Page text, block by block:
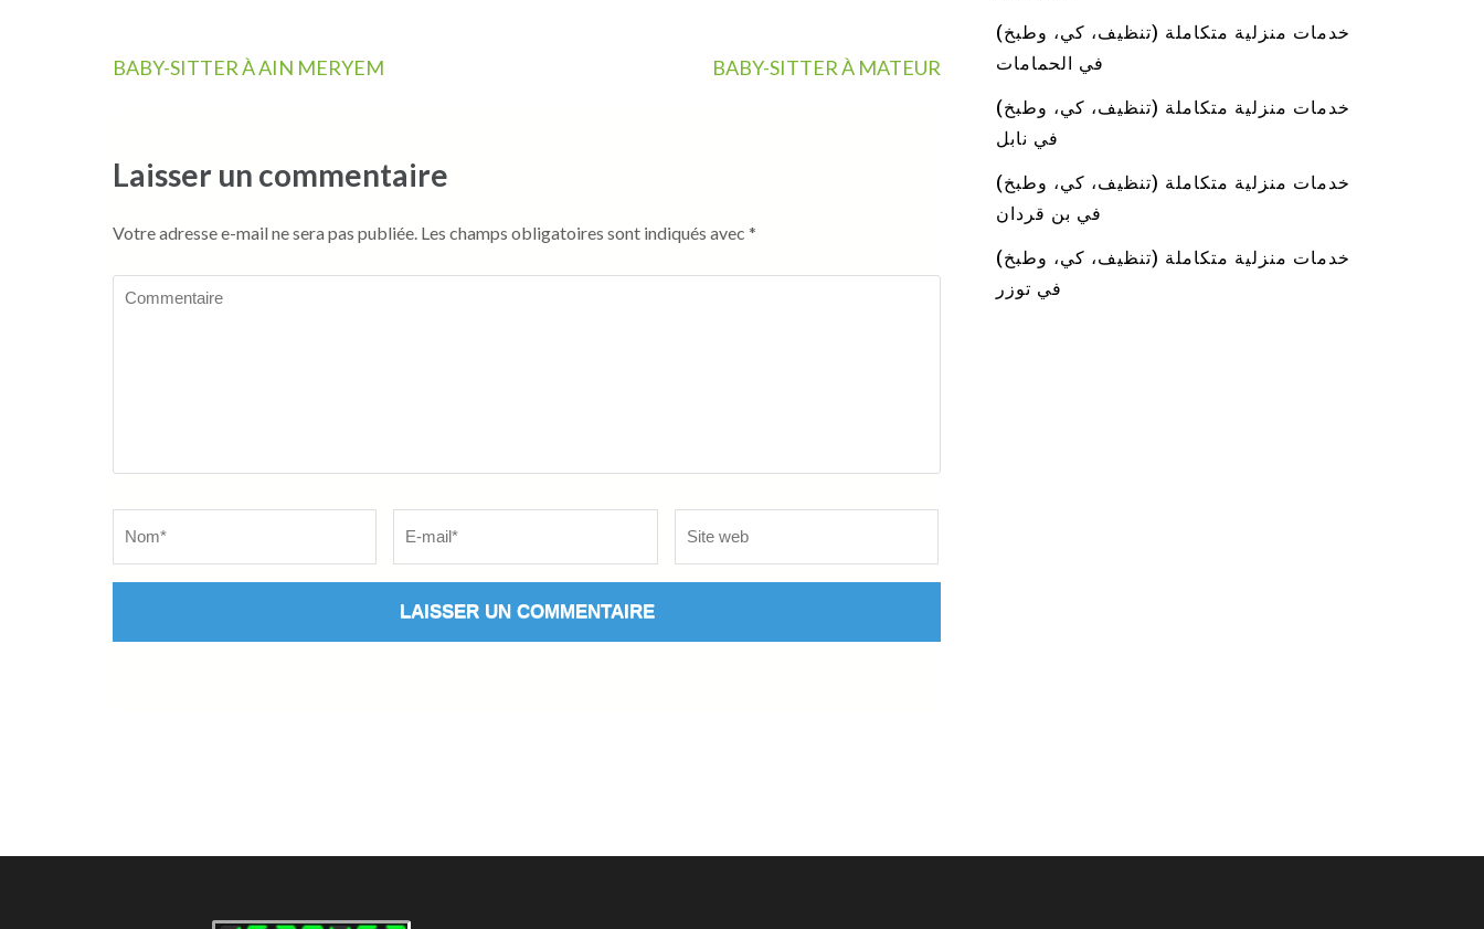
Navigation
BABY-SITTER À AIN MERYEM BABY-SITTER À MATEUR
Laisser un commentaire
Votre adresse e-mail ne sera pas publiée. Les champs obligatoires sont indiqués avec *
Commentaire
خدمات منزلية متكاملة (تنظيف، كي، وطبخ)
في الحمامات
خدمات منزلية متكاملة (تنظيف، كي، وطبخ)
في نابل
خدمات منزلية متكاملة (تنظيف، كي، وطبخ)
في بن قردان
خدمات منزلية متكاملة (تنظيف، كي، وطبخ)
في توزر